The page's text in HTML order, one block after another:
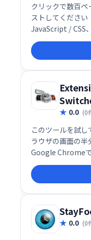
クリックで数百
ストしてくださ
JavaScript / CSS
トルを確認して
0.0 (0
このツールを試
ラウザの画面の半
Google Chrome
れ、ブラウザを
アイコンを非表示
0.0 (0